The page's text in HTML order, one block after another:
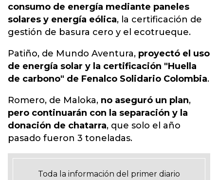
consumo de energía mediante paneles
solares y energía eólica, la certificación de
gestión de basura cero y el ecotrueque.
Patiño, de Mundo Aventura, proyectó el uso
de energía solar y la certificación "Huella
de carbono" de Fenalco Solidario Colombia.
Romero, de Maloka, no aseguró un plan,
pero continuarán con la separación y la
donación de chatarra, que solo el año
pasado fueron 3 toneladas.
Toda la información del primer diario